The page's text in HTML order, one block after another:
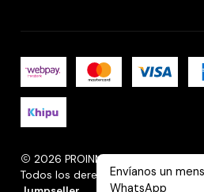
2026 PROINMIN.
Todos los derechos reservados.
Envíanos un
WhatsApp